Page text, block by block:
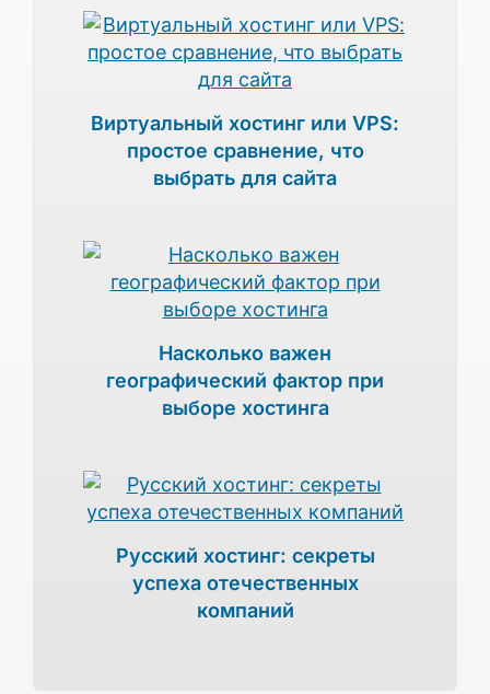
Виртуальный хостинг или VPS:
простое сравнение, что
выбрать для сайта
Насколько важен
географический фактор при
выборе хостинга
Русский хостинг: секреты
успеха отечественных
компаний